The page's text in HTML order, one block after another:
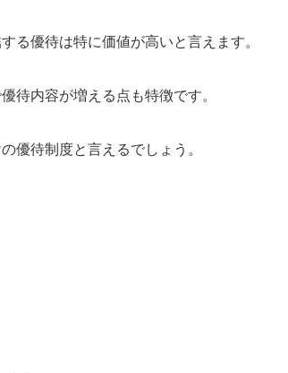
る優待は特に価値が高いと言えます。
待内容が増える点も特徴です。
優待制度と言えるでしょう。